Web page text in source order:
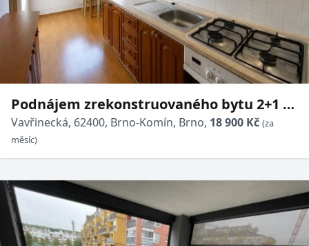
Podnájem zrekonstruovaného bytu 2+1 s
balkonem, 61 m² - Brno - Komín
Vavřinecká, 62400, Brno-Komín, Brno, 18 900 Kč (za
měsíc)